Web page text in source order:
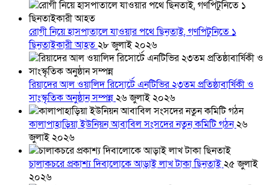
রোগী নিয়ে হাসপাতালে যাওয়ার পথে ছিনতাই, গণপিটুনিতে ১
ছিনতাইকারী আহত২৮ জুলাই ২০২৬
রিয়াদের আল ওয়ালিদ রিসোর্টে এনটিভির ২৩তম প্রতিষ্ঠাবার্ষিকী ও
সাংস্কৃতিক অনুষ্ঠান সম্পন্ন২৬ জুলাই ২০২৬
কালাপাহাড়িয়া ইউনিয়ন আবাবিল সংসদের নতুন কমিটি গঠন২৬
জুলাই ২০২৬
চালাকচরে প্রকাশ্য দিবালোকে আড়াই লাখ টাকা ছিনতাই২৫ জুলাই
২০২৬